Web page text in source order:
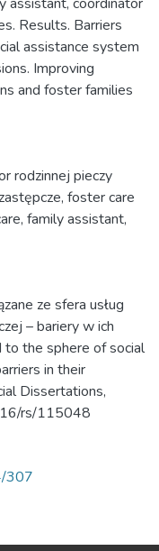
Results. Barriers
assistance system
Improving
and foster families
rodzinnej pieczy
, foster care
, family assistant,
ze sfera usług
– bariery w ich
to the sphere of social
in their
Dissertations,
rs/115048
307